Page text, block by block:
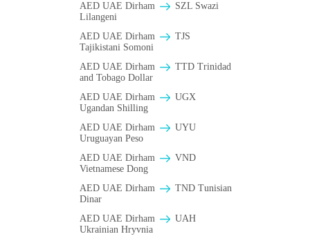
AED UAE Dirham
SZL Swazi
Lilangeni
AED UAE Dirham
TJS
Tajikistani Somoni
AED UAE Dirham
TTD Trinidad
and Tobago Dollar
AED UAE Dirham
UGX
Ugandan Shilling
AED UAE Dirham
UYU
Uruguayan Peso
AED UAE Dirham
VND
Vietnamese Dong
AED UAE Dirham
TND Tunisian
Dinar
AED UAE Dirham
UAH
Ukrainian Hryvnia